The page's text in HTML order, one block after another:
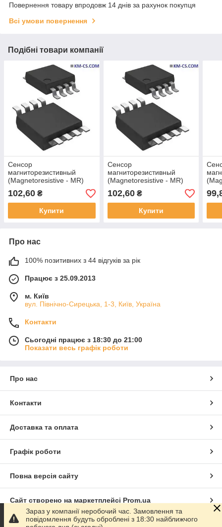
Повернення товару впродовж 14 днів за рахунок покупця
Всі умови повернення
Подібні товари компанії
Сенсор
магниторезистивный
(Magnetoresistive - MR)
ABL004-00 (NVE)
102,60 ₴
Купити
Сенсор
магниторезистивный
(Magnetoresistive - MR)
ABL004-00E (NVE)
102,60₴
Купити
Про нас
100% позитивних з 44 відгуків за рік
Працює з 25.09.2013
м. Київ
вул. Північно-Сирецька, 1-3, Київ, Україна
Контакти
Сьогодні працює з 18:30 до 21:00
Показати весь графік роботи
Про нас
Контакти
Доставка та оплата
Графік роботи
Повна версія сайту
Сайт створено на маркетплейсі Prom.ua
Політика конфіденційності
Зараз у компанії неробочий час. Замовлення та
повідомлення будуть оброблені з 18:30 найближчого